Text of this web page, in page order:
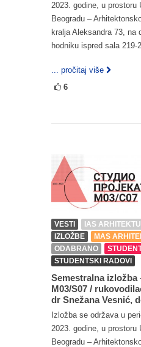
2023. godine, u prostoru
Beogradu –
kralja Aleksandra 73, na
hodniku ispred sala 219-
... pročitaj više
6
VESTI
IAS
IZLOŽBE
MAS
ODABRANO
STUDENTSKI RADOVI
Semestralna
M03/S07 /
dr Snežana Vesnić,
Izložba se održava u
2023. godine, u prostoru
Beogradu –